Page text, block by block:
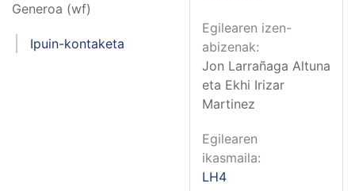
Generoa (wf)
Ipuin-kontaketa
Egilearen izen-
abizenak
Jon Larrañaga Altuna
eta Ekhi Irizar
Martinez
Egilearen
ikasmaila
LH4